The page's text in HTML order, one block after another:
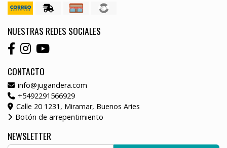
NUESTRAS REDES SOCIALES
CONTACTO
info@jugandera.com
+5492291566929
Calle 20 1231, Miramar, Buenos Aries
Botón de arrepentimiento
NEWSLETTER